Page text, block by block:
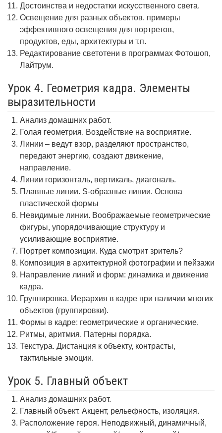
Достоинства и недостатки искусственного света.
Освещение для разных объектов. примеры
эффективного освещения для портретов,
продуктов, еды, архитектуры и т.п.
Редактирование светотени в программах Фотошоп,
Лайтрум.
Урок 4. Геометрия кадра. Элементы
выразительности
Анализ домашних работ.
Голая геометрия. Воздействие на восприятие.
Линии – ведут взор, разделяют пространство,
передают энергию, создают движение,
направление.
Линии горизонталь, вертикаль, диагональ.
Плавные линии. S-образные линии. Основа
пластической формы
Невидимые линии. Воображаемые геометрические
фигуры, упорядочивающие структуру и
усиливающие восприятие.
Портрет композиции. Куда смотрит зритель?
Композиция в архитектурной фотографии и пейзажи
Направление линий и форм: динамика и движение
кадра.
Группировка. Иерархия в кадре при наличии многих
объектов (группировки).
Формы в кадре: геометрические и органические.
Ритмы, аритмия. Патерны порядка.
Текстура. Дистанция к объекту, контрасты,
тактильные эмоции.
Урок 5. Главный объект
Анализ домашних работ.
Главный объект. Акцент, рельефность, изоляция.
Расположение героя. Неподвижный, динамичный,